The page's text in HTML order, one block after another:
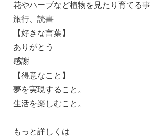
花やハーブなど植物を見たり育てる事
旅行、読書
【好きな言葉】
ありがとう
感謝
【得意なこと】
夢を実現すること。
生活を楽しむこと。
もっと詳しくは